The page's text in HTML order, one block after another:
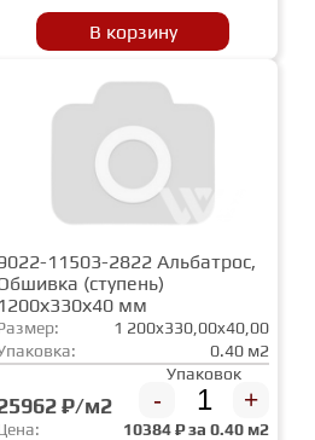
В корзину
11503-2822 Альбатрос,
(ступень)
1200х330х40 мм
1 200x330,00x40,00
0.40 м2
₽/м2
Упаковок
- +
10384₽ за0.40 м2